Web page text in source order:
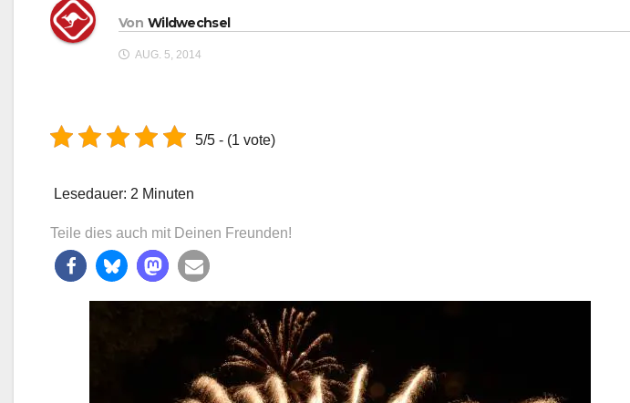
Von Wildwechsel
AUG. 5, 2014
5/5 - (1 vote)
Lesedauer: 2 Minuten
Teile dies auch mit Deinen Freunden!